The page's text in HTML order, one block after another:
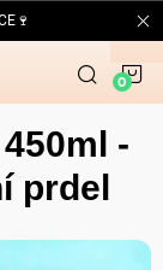
-
prdel